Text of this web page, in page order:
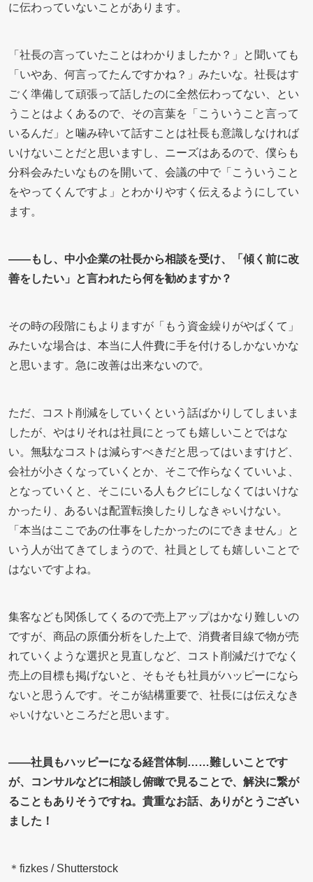
に伝わっていないことがあります。
「社長の言っていたことはわかりましたか？」と聞いても
「いやあ、何言ってたんですかね？」みたいな。社長はす
ごく準備して頑張って話したのに全然伝わってない、とい
うことはよくあるので、その言葉を「こういうこと言って
いるんだ」と噛み砕いて話すことは社長も意識しなければ
いけないことだと思いますし、ニーズはあるので、僕らも
分科会みたいなものを開いて、会議の中で「こういうこと
をやってくんですよ」とわかりやすく伝えるようにしてい
ます。
――もし、中小企業の社長から相談を受け、「傾く前に改
善をしたい」と言われたら何を勧めますか？
その時の段階にもよりますが「もう資金繰りがやばくて」
みたいな場合は、本当に人件費に手を付けるしかないかな
と思います。急に改善は出来ないので。
ただ、コスト削減をしていくという話ばかりしてしまいま
したが、やはりそれは社員にとっても嬉しいことではな
い。無駄なコストは減らすべきだと思ってはいますけど、
会社が小さくなっていくとか、そこで作らなくていいよ、
となっていくと、そこにいる人もクビにしなくてはいけな
かったり、あるいは配置転換したりしなきゃいけない。
「本当はここであの仕事をしたかったのにできません」と
いう人が出てきてしまうので、社員としても嬉しいことで
はないですよね。
集客なども関係してくるので売上アップはかなり難しいの
ですが、商品の原価分析をした上で、消費者目線で物が売
れていくような選択と見直しなど、コスト削減だけでなく
売上の目標も掲げないと、そもそも社員がハッピーになら
ないと思うんです。そこが結構重要で、社長には伝えなき
ゃいけないところだと思います。
――社員もハッピーになる経営体制……難しいことです
が、コンサルなどに相談し俯瞰で見ることで、解決に繋が
ることもありそうですね。貴重なお話、ありがとうござい
ました！
＊fizkes / Shutterstock